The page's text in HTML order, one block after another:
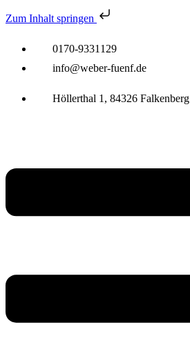
Zum Inhalt springen
0170-9331129
info@weber-fuenf.de
Höllerthal 1, 84326 Falkenberg